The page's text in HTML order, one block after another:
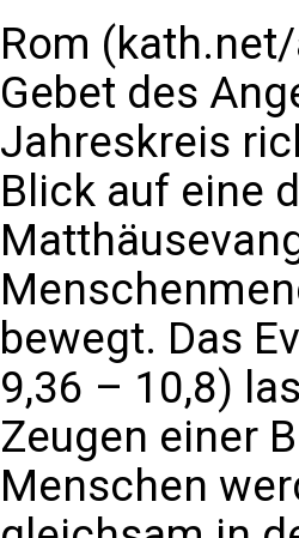
Rom
Gebet des
Jahreskreis
Blick auf eine
bewegt. Das
9,36 – 10,8)
Zeugen einer
Menschen